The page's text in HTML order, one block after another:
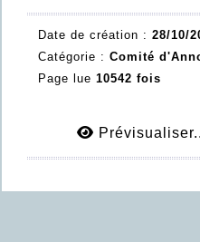
Date de création : 28/10/
Catégorie : Comité
Page lue 10542 fois